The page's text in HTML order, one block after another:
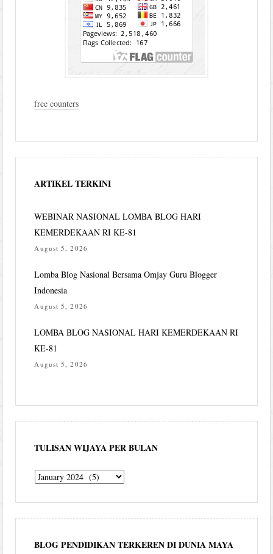
free counters
ARTIKEL TERKINI
WEBINAR NASIONAL LOMBA BLOG HARI
KEMERDEKAAN RI KE-81
August 5, 2026
Lomba Blog Nasional Bersama Omjay Guru Blogger
Indonesia
August 5, 2026
LOMBA BLOG NASIONAL HARI KEMERDEKAAN RI
KE-81
August 5, 2026
TULISAN WIJAYA PER BULAN
Tulisan
per
bulan
BLOG PENDIDIKAN TERKEREN DI DUNIA MAYA